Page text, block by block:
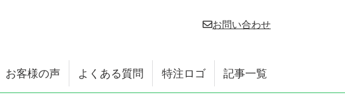
お問い合わせ
お客様の声 よくある質問 特注ロゴ 記事一覧